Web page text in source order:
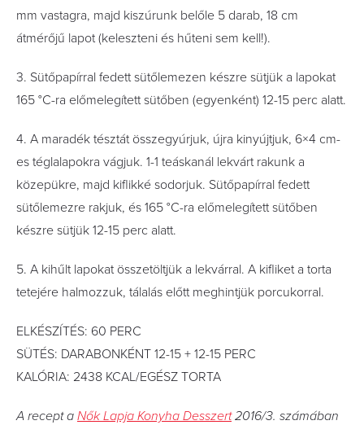
mm vastagra, majd kiszúrunk belőle 5 darab, 18 cm
átmérőjű lapot (keleszteni és hűteni sem kell!).
3. Sütőpapírral fedett sütőlemezen készre sütjük a lapokat
165 °C-ra előmelegített sütőben (egyenként) 12-15 perc alatt.
4. A maradék tésztát összegyúrjuk, újra kinyújtjuk, 6×4 cm-
es téglalapokra vágjuk. 1-1 teáskanál lekvárt rakunk a
közepükre, majd kiﬂikké sodorjuk. Sütőpapírral fedett
sütőlemezre rakjuk, és 165 °C-ra előmelegített sütőben
készre sütjük 12-15 perc alatt.
5. A kihűlt lapokat összetöltjük a lekvárral. A kiﬂiket a torta
tetejére halmozzuk, tálalás előtt meghintjük porcukorral.
ELKÉSZÍTÉS: 60 PERC
SÜTÉS: DARABONKÉNT 12-15 + 12-15 PERC
KALÓRIA: 2438 KCAL/EGÉSZ TORTA
A recept a Nők Lapja Konyha Desszert2016/3. számában